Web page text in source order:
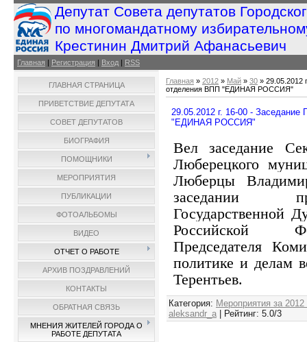
Депутат Совета депутатов
по многомандатному
Крестинин Дмитрий Афанасьевич
Главная | Регистрация | Вход | RSS
ГЛАВНАЯ СТРАНИЦА
ПРИВЕТСТВИЕ ДЕПУТАТА
СОВЕТ ДЕПУТАТОВ
БИОГРАФИЯ
ПОМОЩНИКИ
МЕРОПРИЯТИЯ
ПУБЛИКАЦИИ
ФОТОАЛЬБОМЫ
ВИДЕО
ОТЧЕТ О РАБОТЕ
АРХИВ ПОЗДРАВЛЕНИЙ
КОНТАКТЫ
ОБРАТНАЯ СВЯЗЬ
МНЕНИЯ ЖИТЕЛЕЙ ГОРОДА О
РАБОТЕ ДЕПУТАТА
Главная » 2012 » Май » 30 » 29.05.2012
отделения ВПП "ЕДИНАЯ РОССИЯ"
29.05.2012 г. 16-00 -
"ЕДИНАЯ РОССИЯ"
Вел заседание
Люберецкого
Люберцы
заседании
Государственной
Российской
Председателя
политике и делам
Терентьев.
Категория: Мероприятия за 2012
aleksandr_a | Рейтинг: 5.0/3